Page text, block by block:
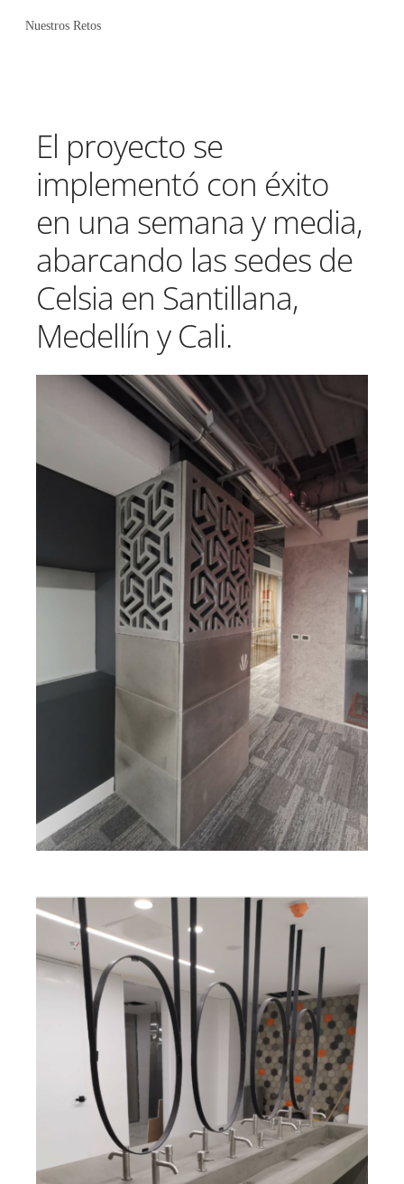
Nuestros Retos
El proyecto se
implementó con éxito
en una semana y media,
abarcando las sedes de
Celsia en Santillana,
Medellín y Cali.